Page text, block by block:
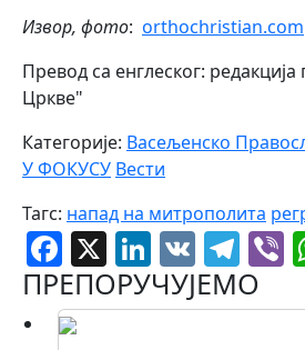
Извор, фото: orthochristian.com
Превод са енглеског:
Цркве"
Категорије: Васељенско
У ФОКУСУ Вести
Тагс: напад на митрополита
Facebook
X LinkedIn
VK
ПРЕПОРУЧУЈЕМО